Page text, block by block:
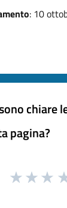
: 10
chiare
pagina?